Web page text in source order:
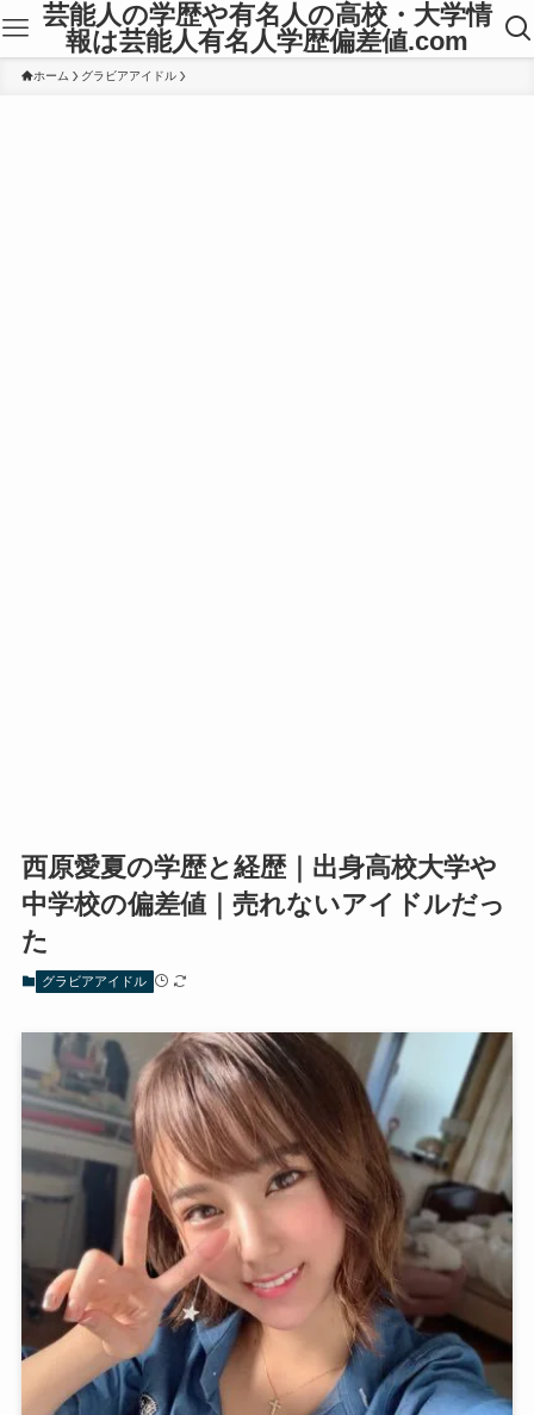
芸能人の学歴や有名人の高校・大学情
報は芸能人有名人学歴偏差値.com
ホーム グラビアアイドル
西原愛夏の学歴と経歴｜出身高校大学や
中学校の偏差値｜売れないアイドルだっ
た
グラビアアイドル